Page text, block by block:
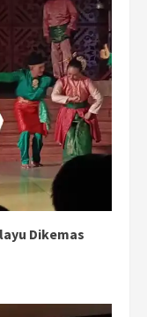
Dikemas